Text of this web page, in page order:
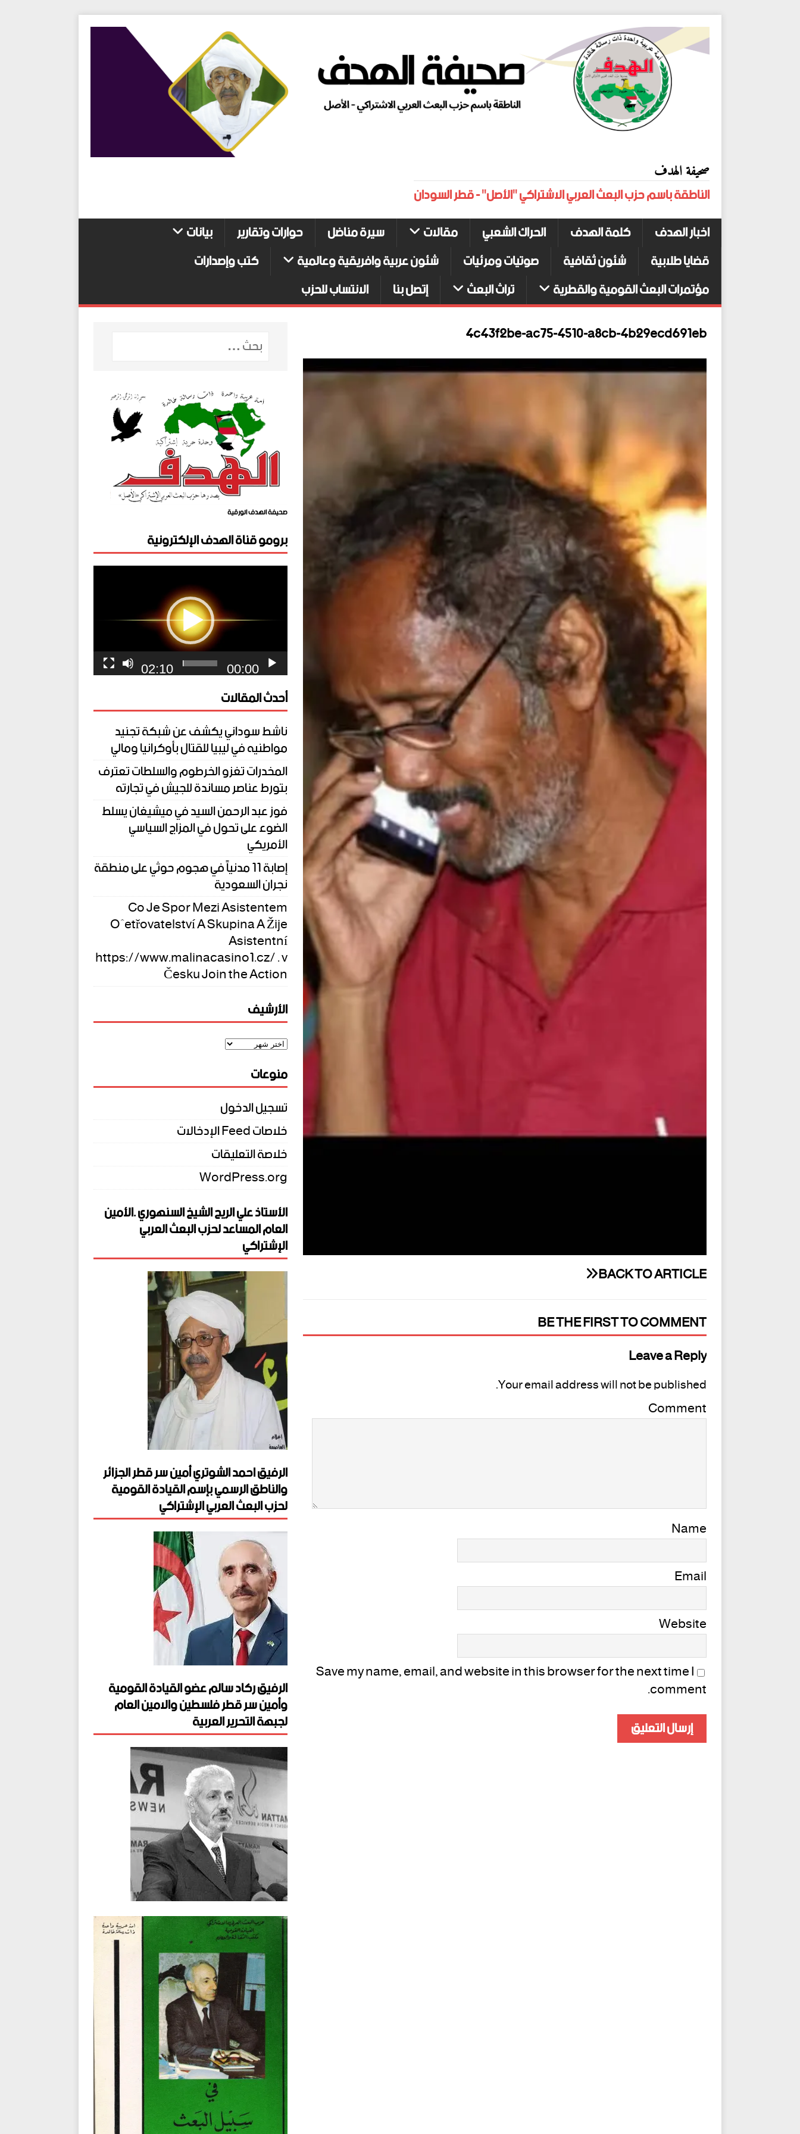
صحيفة الهدف
الناطقة باسم حزب البعث العربي الاشتراكي "الأصل" - قطر السودان
اخبار الهدف
كلمة الهدف الحراك الشعبي مقالات سيرة مناضل حوارات وتقارير
بيانات
قضايا طلابية
شئون ثقافية صوتيات ومرئيات شئون عربية وافريقية وعالمية
كتب وإصدارات
مؤتمرات البعث القومية والقطرية
تراث البعث إتصل بنا
الانتساب للحزب
4c43f2be-ac75-4510-a8cb-4b29ecd691eb
BACK TO ARTICLE
BE THE FIRST TO COMMENT
Leave a Reply
Your email address will not be published.
Comment
Name
Email
Website
Save my name, email, and website in this browser for the next time I
comment.
صحيفة الهدف الورقية
برومو قناة الهدف الإلكترونية
مشغل
00:00
02:10
أحدث المقالات
ناشط سوداني يكشف عن شبكة تجنيد
مواطنيه في ليبيا للقتال بأوكرانيا ومالي
المخدرات تغزو الخرطوم والسلطات تعترف
بتورط عناصر مساندة للجيش في تجارته
فوز عبد الرحمن السيد في ميشيغان يسلط
الضوء على تحول في المزاج السياسي
الأمريكي
إصابة 11 مدنياً في هجوم حوثي على منطقة
نجران السعودية
Co Je Spor Mezi Asistentem
Ošetřovatelství A Skupina A Žije
Asistentní
https://www.malinacasino1.cz/ . v
Česku Join the Action
الأرشيف
منوعات
تسجيل الدخول
خلاصات Feed الإدخالات
خلاصة التعليقات
WordPress.org
الأستاذ علي الريح الشيخ السنهوري .الأمين
العام المساعد لحزب البعث العربي
الإشتراكي
الرفيق احمد الشوتري أمين سر قطر الجزائر
والناطق الرسمي بإسم القيادة القومية
لحزب البعث العربي الإشتراكي
الرفيق ركاد سالم عضو القيادة القومية
وأمين سر قطر فلسطين والامين العام
لجبهة التحرير العربية